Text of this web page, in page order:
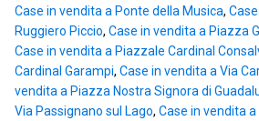
Case in vendita a Ponte della Musica,
Ruggiero Piccio, Case in vendita a Piazza
Case in vendita a Piazzale Cardinal
Cardinal Garampi, Case in vendita a Via
vendita a Piazza Nostra Signora di
Via Passignano sul Lago, Case in vendita